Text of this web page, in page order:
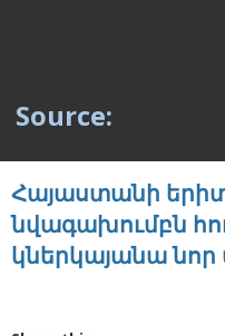
Source:
Հայաստանի
նվագախումբն
կներկայանա նոր